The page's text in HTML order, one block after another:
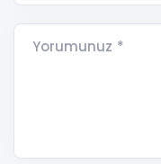
Yorumunuz *